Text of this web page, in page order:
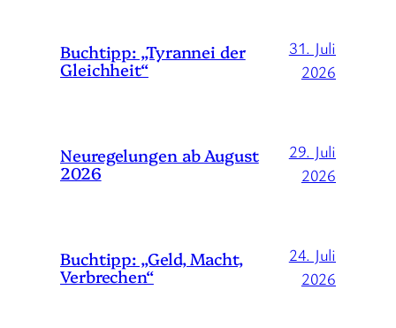
Buchtipp: „Tyrannei der
Gleichheit“
31. Juli
2026
Neuregelungen ab August
2026
29. Juli
2026
Buchtipp: „Geld, Macht,
Verbrechen“
24. Juli
2026